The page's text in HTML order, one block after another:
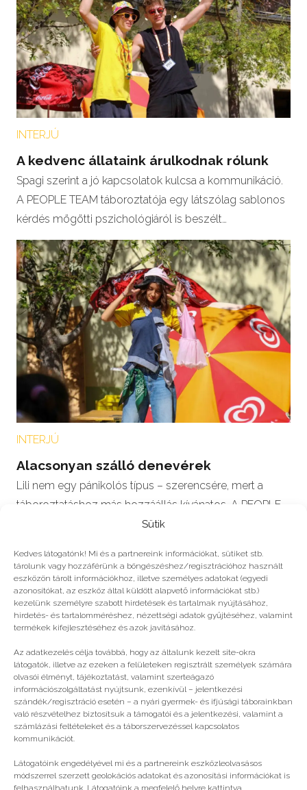
Sütik
Kedves látogatónk! Mi és a partnereink információkat, sütiket stb.
tárolunk vagy hozzáférünk a böngészéshez/regisztrációhoz használt
eszközön tárolt információkhoz, illetve személyes adatokat (egyedi
azonosítókat, az eszköz által küldött alapvető információkat stb.)
kezelünk személyre szabott hirdetések és tartalmak nyújtásához,
hirdetés- és tartalomméréshez, nézettségi adatok gyűjtéséhez, valamint
termékek kifejlesztéséhez és azok javításához.
Az adatkezelés célja továbbá, hogy az általunk kezelt site-okra
látogatók, illetve az ezeken a felületeken regisztrált személyek számára
olvasói élményt, tájékoztatást, valamint szerteágazó
információszolgáltatást nyújtsunk, ezenkívül – jelentkezési
szándék/regisztráció esetén – a nyári gyermek- és ifjúsági táborainkban
való részvételhez biztosítsuk a támogatói és a jelentkezési, valamint a
számlázási feltételeket és a táborszervezéssel kapcsolatos
kommunikációt.
Látogatóink engedélyével mi és a partnereink eszközleolvasásos
módszerrel szerzett geolokációs adatokat és azonosítási információkat is
felhasználhatunk. Látogatóink a megfelelő helyre kattintva
INTERJÚ
A kedvenc állataink árulkodnak rólunk
Spagi szerint a jó kapcsolatok kulcsa a kommunikáció.
A PEOPLE TEAM táboroztatója egy látszólag sablonos
kérdés mögötti pszichológiáról is beszélt…
INTERJÚ
Alacsonyan szálló denevérek
Lili nem egy pánikolós típus – szerencsére, mert a
táboroztatáshoz más hozzáállás kívánatos. A PEOPLE
TEAM táboroztatójának tettük fel a…
#2023
Még több